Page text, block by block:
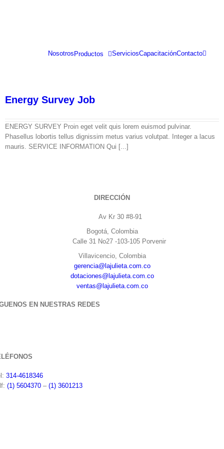
NosotrosProductos ServiciosCapacitaciónContacto
Energy Survey Job
ENERGY SURVEY Proin eget velit quis lorem euismod pulvinar.
Phasellus lobortis tellus dignissim metus varius volutpat. Integer a lacus
mauris. SERVICE INFORMATION Qui [...]
DIRECCIÓN
Av Kr 30 #8-91
Bogotá, Colombia
Calle 31 No27 -103-105 Porvenir
Villavicencio, Colombia
gerencia@lajulieta.com.co
dotaciones@lajulieta.com.co
ventas@lajulieta.com.co
EN NUESTRAS REDES
314-4618346
(1) 5604370 – (1) 3601213